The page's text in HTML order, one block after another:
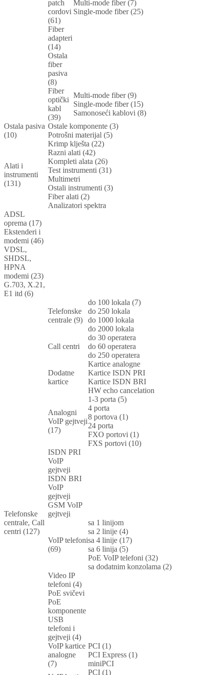
patch
cordovi
(61)
Multi-mode fiber (7)
Single-mode fiber (25)
Fiber
adapteri
(14)
Ostala
fiber
pasiva
(8)
Fiber
optički
kabl
(39)
Multi-mode fiber (9)
Single-mode fiber (15)
Samonoseći kablovi (8)
Ostala pasiva
(10)
Ostale komponente (3)
Potrošni materijal (5)
Alati i
instrumenti
(131)
Krimp klješta (22)
Razni alati (42)
Kompleti alata (26)
Test instrumenti (31)
Multimetri
Ostali instrumenti (3)
Fiber alati (2)
Analizatori spektra
ADSL
oprema (17)
Ekstenderi i
modemi (46)
VDSL,
SHDSL,
HPNA
modemi (23)
G.703, X.21,
E1 itd (6)
Telefonske
centrale, Call
centri (127)
Telefonske
centrale (9)
do 100 lokala (7)
do 250 lokala
do 1000 lokala
do 2000 lokala
Call centri
do 30 operatera
do 60 operatera
do 250 operatera
Dodatne
kartice
Kartice analogne
Kartice ISDN PRI
Kartice ISDN BRI
HW echo cancelation
Analogni
VoIP gejtveji
(17)
1-3 porta (5)
4 porta
8 portova (1)
24 porta
FXO portovi (1)
FXS portovi (10)
ISDN PRI
VoIP
gejtveji
ISDN BRI
VoIP
gejtveji
GSM VoIP
gejtveji
VoIP telefoni
(69)
sa 1 linijom
sa 2 linije (4)
sa 4 linije (17)
sa 6 linija (5)
PoE VoIP telefoni (32)
sa dodatnim konzolama (2)
Video IP
telefoni (4)
PoE svičevi
PoE
komponente
USB
telefoni i
gejtveji (4)
VoIP kartice
analogne
(7)
PCI (1)
PCI Express (1)
miniPCI
PCI (1)